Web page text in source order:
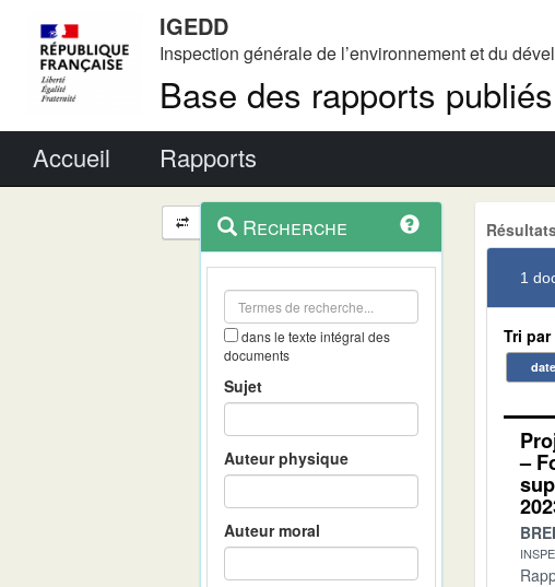
IGEDD
Inspection générale de l’environnement et du
Base des rapports publiés
Accueil Rapports
Navigation
et
outils
contextuel
Recherche
dans le texte intégral des
documents
Sujet
Auteur physique
Auteur moral
1
Tri par
–